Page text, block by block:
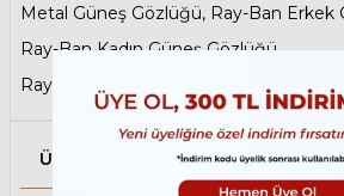
Metal Güneş Gözlüğü, Ray-Ban Erkek
Ray-Ban Kadın Güneş Gözlüğü,
Ray-Ban Metal Güneş Gözlükleri
Ürün Açıklaması